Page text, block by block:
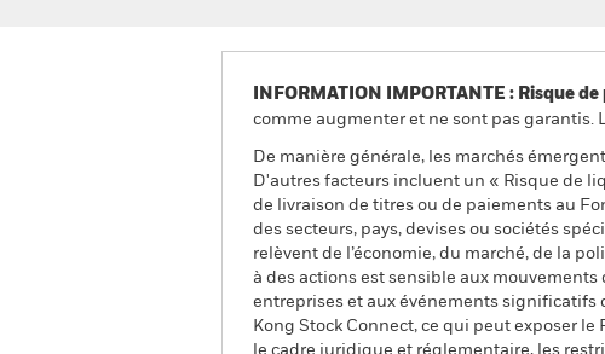
INFORMATION IMPORTANTE : Risque
comme augmenter et ne sont pas
De manière générale, les marchés
D'autres facteurs incluent un « Risque de
de livraison de titres ou de paiements au
des secteurs, pays, devises ou sociétés
relèvent de l’économie, du marché, de la
à des actions est sensible aux
entreprises et aux événements significatifs
Kong Stock Connect, ce qui peut exposer
le cadre juridique et réglementaire, les